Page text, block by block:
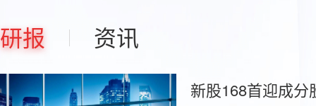
研报 资讯
新股168首迎成